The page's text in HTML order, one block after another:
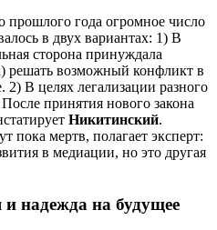
прошлого года огромное число
в двух вариантах: 1) В
сторона принуждала
решать возможный конфликт в
2) В целях легализации разного
принятия нового закона
Никитинский.
пока мертв, полагает эксперт:
в медиации, но это другая
надежда на будущее